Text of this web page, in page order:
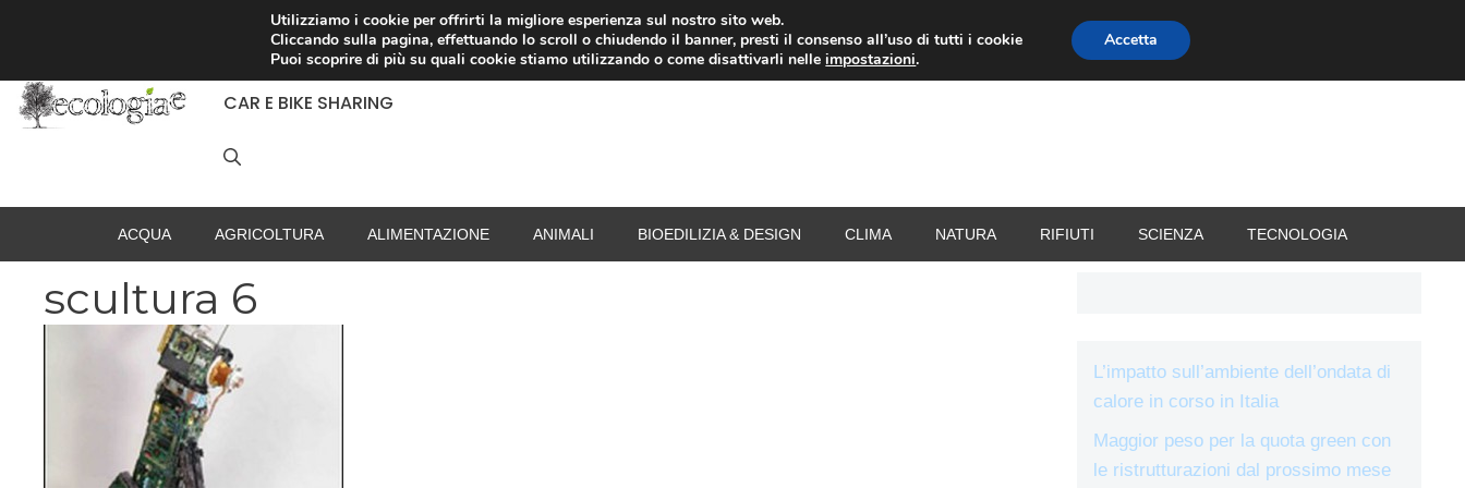
RACCOLTA DIFFERENZIATA RISPARMIO ENERGETICO SPESA TERMOVALORIZZATORI VACANZE
CAR E BIKE SHARING
ACQUA AGRICOLTURA ALIMENTAZIONE ANIMALI BIOEDILIZIA & DESIGN CLIMA NATURA RIFIUTI SCIENZA TECNOLOGIA
scultura 6
L’impatto sull’ambiente dell’ondata di
calore in corso in Italia
Maggior peso per la quota green con
le ristrutturazioni dal prossimo mese
Utilizziamo i cookie per offrirti la migliore esperienza sul nostro sito web.
Cliccando sulla pagina, effettuando lo scroll o chiudendo il banner, presti il consenso all’uso di tutti i cookie
Puoi scoprire di più su quali cookie stiamo utilizzando o come disattivarli nelleimpostazioni.
Accetta